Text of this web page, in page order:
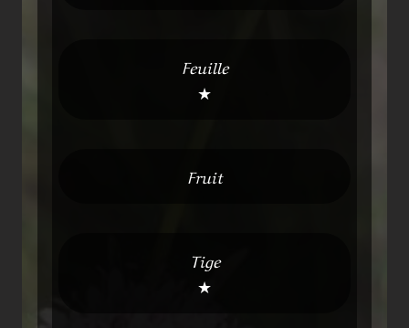
Feuille
★
Fruit
Tige
★